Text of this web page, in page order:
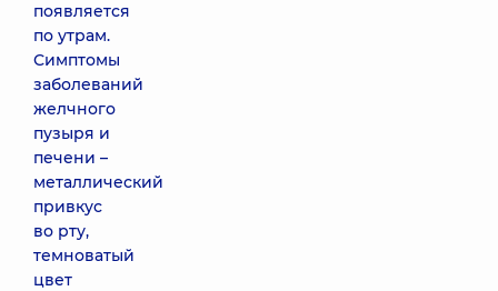
появляется
по утрам.
Симптомы
заболеваний
желчного
пузыря и
печени –
металлический
привкус
во рту,
темноватый
цвет